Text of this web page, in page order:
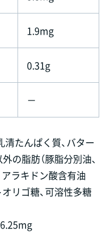
1.9mg
0.31g
－
清たんぱく質、バター
の脂肪（豚脂分別油、
アラキドン酸含有油
オリゴ糖、可溶性多糖